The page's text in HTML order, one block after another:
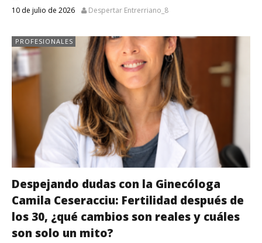
10 de julio de 2026 Despertar Entrerriano_8
PROFESIONALES
Despejando dudas con la Ginecóloga
Camila Ceseracciu: Fertilidad después de
los 30, ¿qué cambios son reales y cuáles
son solo un mito?